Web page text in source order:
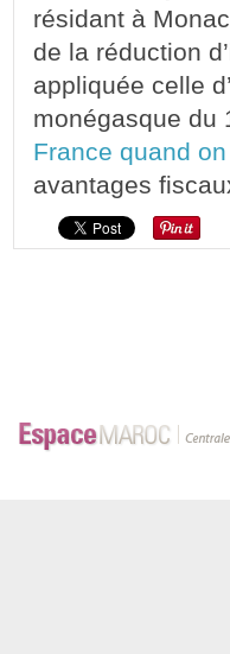
résidant à
de la réduction
appliquée celle
monégasque du
France quand
avantages